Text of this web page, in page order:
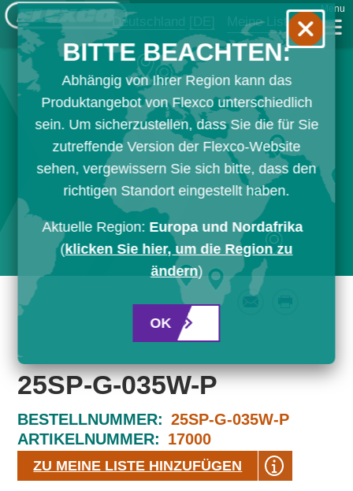
Deutschland [DE] Meine Liste
Menu
25SP-G-035W-P
BESTELLNUMMER: 25SP-G-035W-P
ARTIKELNUMMER: 17000
ZU MEINE LISTE HINZUFÜGEN
BITTE BEACHTEN:
Abhängig von Ihrer Region kann das
Produktangebot von Flexco unterschiedlich
sein. Um sicherzustellen, dass Sie die für Sie
zutreffende Version der Flexco-Website
sehen, vergewissern Sie sich bitte, dass den
richtigen Standort eingestellt haben.
Aktuelle Region: Europa und Nordafrika
(klicken Sie hier, um die Region zu
ändern)
OK